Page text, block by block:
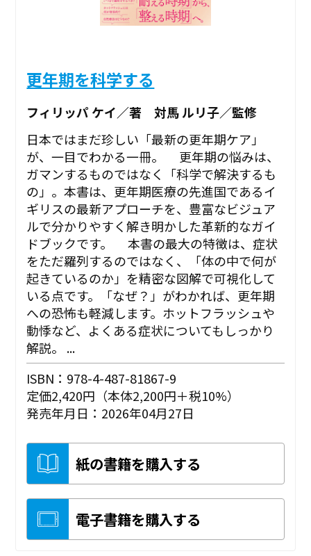
更年期を科学する
フィリッパ ケイ／著 対馬 ルリ子／監修
日本ではまだ珍しい「最新の更年期ケア」
が、一目でわかる一冊。 更年期の悩みは、
ガマンするものではなく「科学で解決するも
の」。本書は、更年期医療の先進国であるイ
ギリスの最新アプローチを、豊富なビジュア
ルで分かりやすく解き明かした革新的なガイ
ドブックです。 本書の最大の特徴は、症状
をただ羅列するのではなく、「体の中で何が
起きているのか」を精密な図解で可視化して
いる点です。「なぜ？」がわかれば、更年期
への恐怖も軽減します。ホットフラッシュや
動悸など、よくある症状についてもしっかり
解説。 ...
ISBN：978-4-487-81867-9
定価2,420円（本体2,200円＋税10%）
発売年月日：2026年04月27日
紙の書籍を購入する
電子書籍を購入する